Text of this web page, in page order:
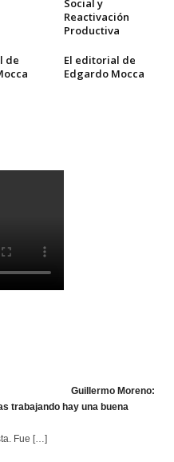
Social y
Reactivación
Productiva
de
El editorial de
Edgardo Mocca
Guillermo Moreno:
trabajando hay una buena
Fue […]